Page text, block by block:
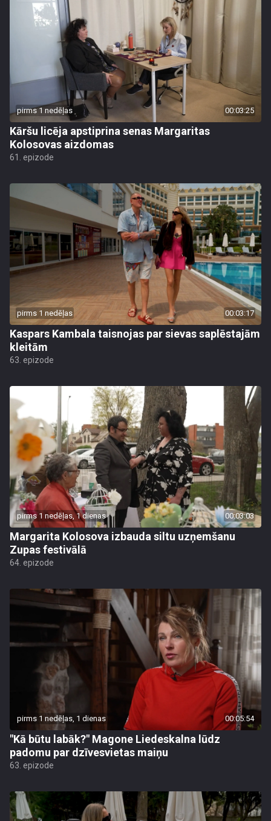
pirms 1 nedēļas 00:03:25
Kāršu licēja apstiprina senas Margaritas
Kolosovas aizdomas
61. epizode
pirms 1 nedēļas 00:03:17
Kaspars Kambala taisnojas par sievas saplēstajām
kleitām
63. epizode
pirms 1 nedēļas, 1 dienas 00:03:03
Margarita Kolosova izbauda siltu uzņemšanu
Zupas festivālā
64. epizode
pirms 1 nedēļas, 1 dienas 00:05:54
"Kā būtu labāk?" Magone Liedeskalna lūdz
padomu par dzīvesvietas maiņu
63. epizode